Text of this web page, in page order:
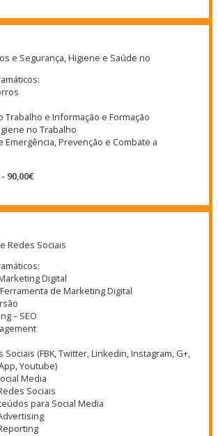
e Segurança, Higiene e Saúde no
Trabalho e Informação e Formação
no Trabalho
Emergência, Prevenção e Combate a
90,00€
Redes Sociais
Digital
de Marketing Digital
– SEO
Sociais (FBK, Twitter, Linkedin, Instagram, G+,
Youtube)
Media
Sociais
para Social Media